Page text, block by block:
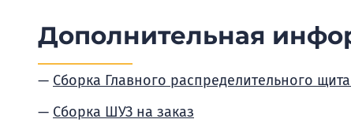
Дополнительная
Сборка Главного распределительного
Сборка ШУЗ на заказ